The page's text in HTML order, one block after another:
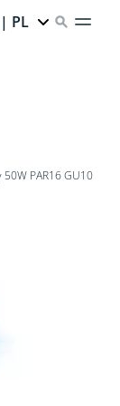
PL
50W PAR16 GU10